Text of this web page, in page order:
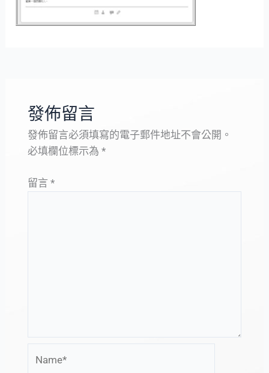
發佈留言
發佈留言必須填寫的電子郵件地址不會公開。
必填欄位標示為 *
留言 *